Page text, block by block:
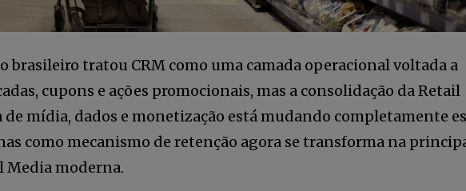
brasileiro tratou CRM como uma camada operacional voltada a
cupons e ações promocionais, mas a consolidação da Retail
mídia, dados e monetização está mudando completamente
como mecanismo de retenção agora se transforma na
moderna.